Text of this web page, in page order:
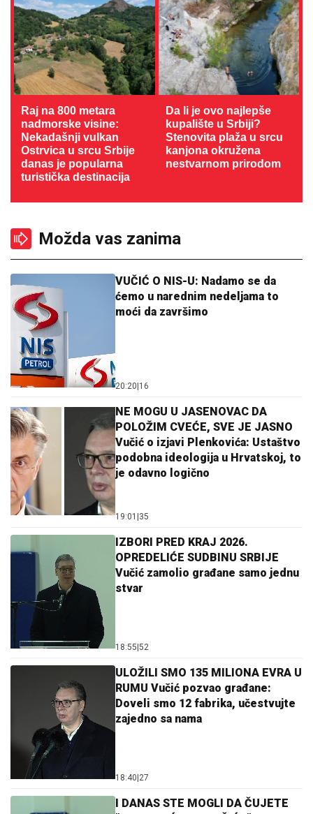
Raj na 800 metara
nadmorske visine:
Nekadašnji vulkan
Ostrvica u srcu Srbije
danas je popularna
turistička destinacija
Da li je ovo najlepše
kupalište u Srbiji?
Stenovita plaža u srcu
kanjona okružena
nestvarnom prirodom
Možda vas zanima
VUČIĆ O NIS-U: Nadamo se da
ćemo u narednim nedeljama to
moći da završimo
20:20 16
NE MOGU U JASENOVAC DA
POLOŽIM CVEĆE, SVE JE JASNO
Vučić o izjavi Plenkovića: Ustaštvo
podobna ideologija u Hrvatskoj, to
je odavno logično
19:01 35
IZBORI PRED KRAJ 2026.
OPREDELIĆE SUDBINU SRBIJE
Vučić zamolio građane samo jednu
stvar
18:55 52
ULOŽILI SMO 135 MILIONA EVRA U
RUMU Vučić pozvao građane:
Doveli smo 12 fabrika, učestvujte
zajedno sa nama
18:40 27
I DANAS STE MOGLI DA ČUJETE